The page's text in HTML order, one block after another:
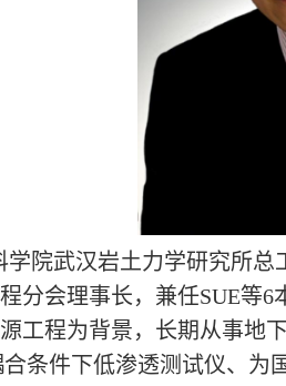
学院武汉岩土力学研究所
分会理事长，兼任SUE等
工程为背景，长期从事地
条件下低渗透测试仪、为